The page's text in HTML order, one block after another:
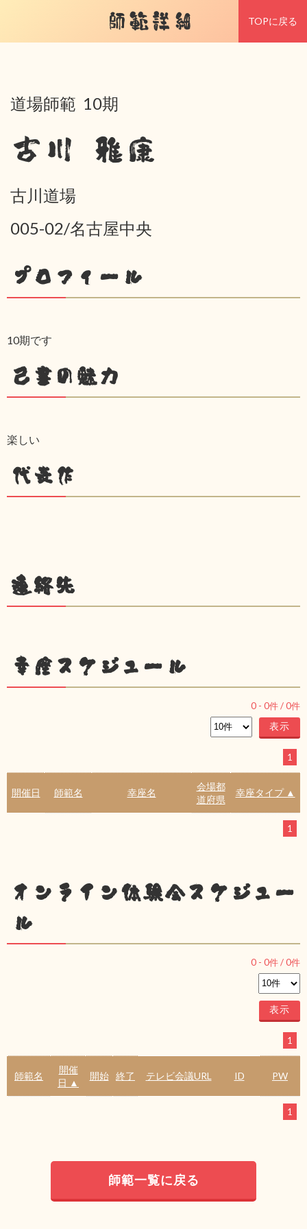
師範詳細 TOPに戻る
道場師範 10期
古川 雅康
古川道場
005-02/名古屋中央
プロフィール
10期です
己書の魅力
楽しい
代表作
連絡先
幸座スケジュール
0 - 0件 /0件
1
開催日 師範名 幸座名
会場都
道府県
幸座タイプ ▲
1
オンライン体験会スケジュー
ル
0 - 0件 /0件
1
師範名
開催
日 ▲
開始 終了 テレビ会議URL ID PW
1
師範一覧に戻る